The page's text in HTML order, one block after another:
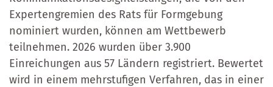
Expertengremien des Rats für Formgebung
nominiert wurden, können am Wettbewerb
teilnehmen. 2026 wurden über 3.900
Einreichungen aus 57 Ländern registriert. Bewertet
wird in einem mehrstufigen Verfahren, das in einer